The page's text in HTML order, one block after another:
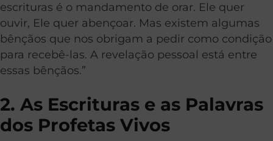
escrituras é o mandamento de orar. Ele quer
ouvir, Ele quer abençoar. Mas existem algumas
bênçãos que nos obrigam a pedir como condição
para recebê-las. A revelação pessoal está entre
essas bênçãos.”
2. As Escrituras e as Palavras
dos Profetas Vivos